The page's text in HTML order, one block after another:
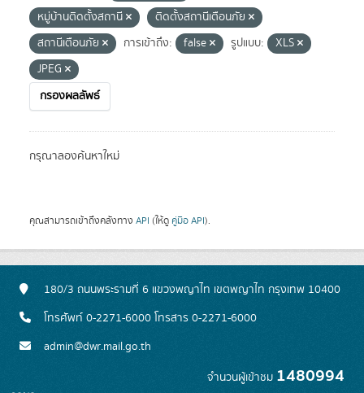
หมู่บ้านติดตั้งสถานี
ติดตั้งสถานีเตือนภัย
สถานีเตือนภัย
การเข้าถึง: false รูปแบบ:
XLS
JPEG
กรองผลลัพธ์
กรุณาลองค้นหาใหม่
คุณสามารถเข้าถึงคลังทาง API (ให้ดู คู่มือ API).
180/3 ถนนพระรามที่ 6 แขวงพญาไท เขตพญาไท กรุงเทพ 10400
โทรศัพท์ 0-2271-6000 โทรสาร 0-2271-6000
admin@dwr.mail.go.th
จำนวนผู้เข้าชม 1480994